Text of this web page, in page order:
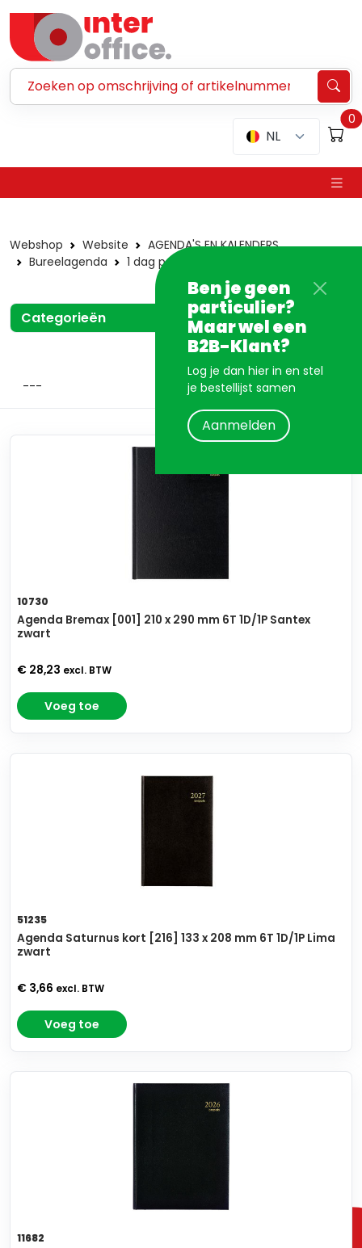
NL
0
Ben je geen
particulier?
Maar wel een
B2B-Klant?
Log je dan hier in en stel
je bestellijst samen
Aanmelden
Webshop Website
AGENDA'S EN KALENDERS
Bureelagenda
1 dag per blad
Categorieën
10730
Agenda Bremax [001] 210 x 290 mm 6T 1D/1P Santex
zwart
€ 28,23 excl. BTW
Voeg toe
51235
Agenda Saturnus kort [216] 133 x 208 mm 6T 1D/1P Lima
zwart
€ 3,66 excl. BTW
Voeg toe
11682